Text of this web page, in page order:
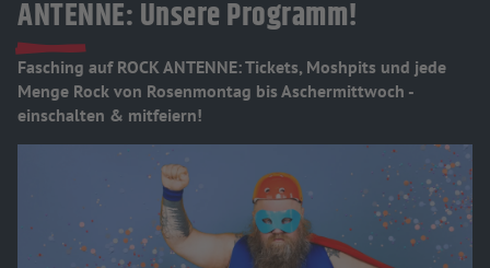
ANTENNE: Unsere Programm!
Fasching auf ROCK ANTENNE: Tickets, Moshpits und jede
Menge Rock von Rosenmontag bis Aschermittwoch -
einschalten & mitfeiern!